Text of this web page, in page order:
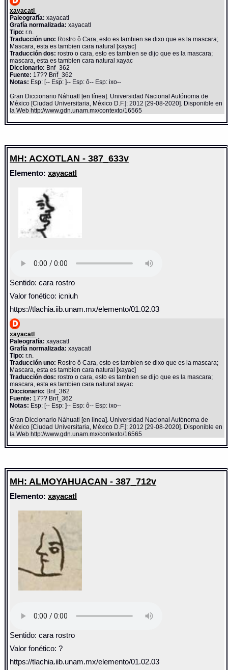
xayacatl
Paleografía: xayacatl
Grafía normalizada: xayacatl
Tipo: r.n.
Traducción uno: Rostro ô Cara, esto es tambien se dixo que es la mascara;
Mascara, esta es tambien cara natural [xayac]
Traducción dos: rostro o cara, esto es tambien se dijo que es la mascara;
mascara, esta es tambien cara natural xayac
Diccionario: Bnf_362
Fuente: 17?? Bnf_362
Notas: Esp: [-- Esp: ]-- Esp: ô-- Esp: ixo--
Gran Diccionario Náhuatl [en línea]. Universidad Nacional Autónoma de
México [Ciudad Universitaria, México D.F.]: 2012 [29-08-2020]. Disponible en
la Web http://www.gdn.unam.mx/contexto/16565
MH: ACXOTLAN - 387_633v
Elemento:xayacatl
Sentido: cara rostro
Valor fonético: icniuh
https://tlachia.iib.unam.mx/elemento/01.02.03
xayacatl
Paleografía: xayacatl
Grafía normalizada: xayacatl
Tipo: r.n.
Traducción uno: Rostro ô Cara, esto es tambien se dixo que es la mascara;
Mascara, esta es tambien cara natural [xayac]
Traducción dos: rostro o cara, esto es tambien se dijo que es la mascara;
mascara, esta es tambien cara natural xayac
Diccionario: Bnf_362
Fuente: 17?? Bnf_362
Notas: Esp: [-- Esp: ]-- Esp: ô-- Esp: ixo--
Gran Diccionario Náhuatl [en línea]. Universidad Nacional Autónoma de
México [Ciudad Universitaria, México D.F.]: 2012 [29-08-2020]. Disponible en
la Web http://www.gdn.unam.mx/contexto/16565
MH: ALMOYAHUACAN - 387_712v
Elemento:xayacatl
Sentido: cara rostro
Valor fonético: ?
https://tlachia.iib.unam.mx/elemento/01.02.03